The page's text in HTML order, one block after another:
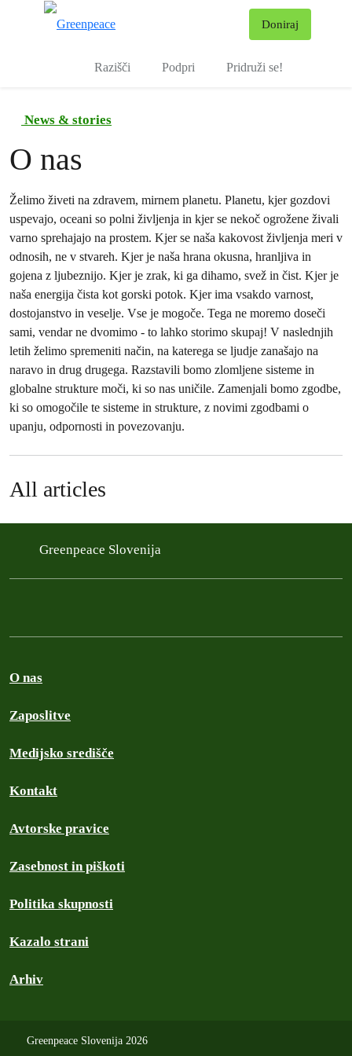
Doniraj
Razišči Podpri Pridruži se!
News & stories
O nas
Želimo živeti na zdravem, mirnem planetu. Planetu, kjer gozdovi
uspevajo, oceani so polni življenja in kjer se nekoč ogrožene živali
varno sprehajajo na prostem. Kjer se naša kakovost življenja meri v
odnosih, ne v stvareh. Kjer je naša hrana okusna, hranljiva in
gojena z ljubeznijo. Kjer je zrak, ki ga dihamo, svež in čist. Kjer je
naša energija čista kot gorski potok. Kjer ima vsakdo varnost,
dostojanstvo in veselje. Vse je mogoče. Tega ne moremo doseči
sami, vendar ne dvomimo - to lahko storimo skupaj! V naslednjih
letih želimo spremeniti način, na katerega se ljudje zanašajo na
naravo in drug drugega. Razstavili bomo zlomljene sisteme in
globalne strukture moči, ki so nas uničile. Zamenjali bomo zgodbe,
ki so omogočile te sisteme in strukture, z novimi zgodbami o
upanju, odpornosti in povezovanju.
All articles
Greenpeace Slovenija
O nas
Zaposlitve
Medijsko središče
Kontakt
Avtorske pravice
Zasebnost in piškoti
Politika skupnosti
Kazalo strani
Arhiv
Greenpeace Slovenija 2026